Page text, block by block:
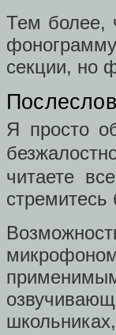
Тем более,
секции, но
Я просто
читаете